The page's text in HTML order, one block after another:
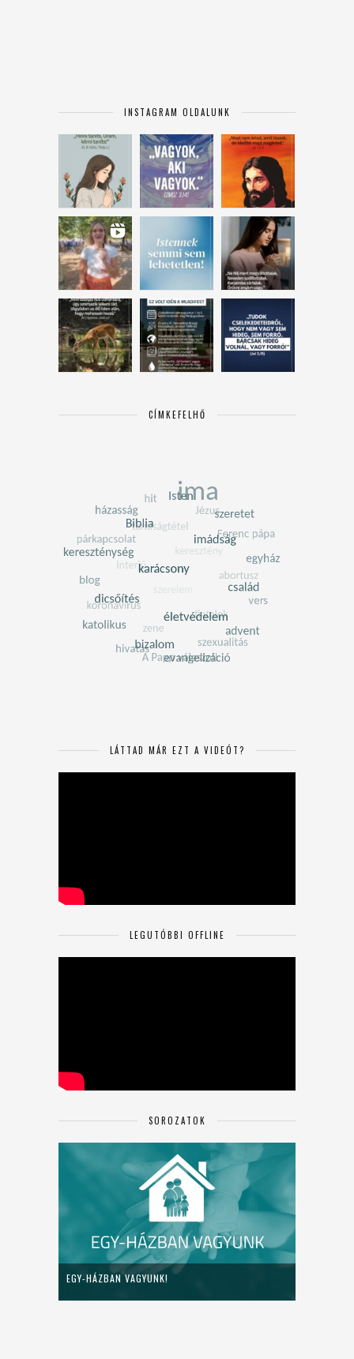
INSTAGRAM OLDALUNK
CÍMKEFELHŐ
LÁTTAD MÁR EZT A VIDEÓT?
LEGUTÓBBI OFFLINE
SOROZATOK
EGY-HÁZBAN VAGYUNK!